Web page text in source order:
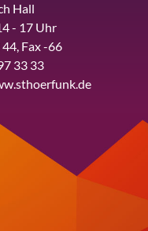
Hall
- 17 Uhr
Fax -66
33 33